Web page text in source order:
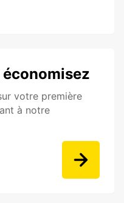
votre première
à notre